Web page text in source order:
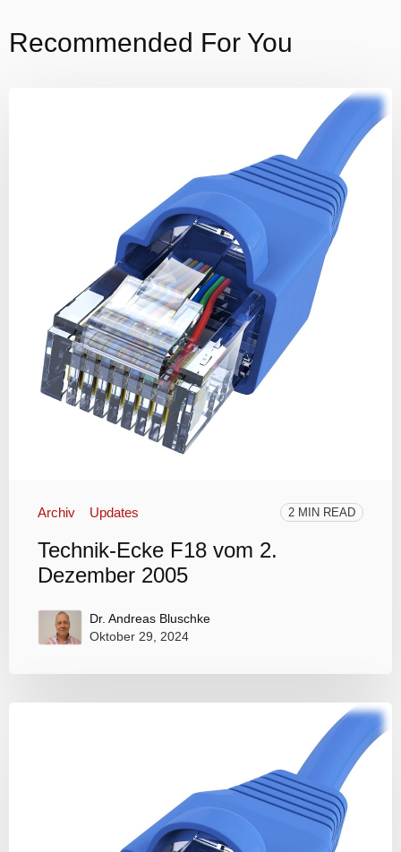
Recommended For You
Archiv Updates 2 MIN READ
Technik-Ecke F18 vom 2.
Dezember 2005
Dr. Andreas Bluschke
Oktober 29, 2024